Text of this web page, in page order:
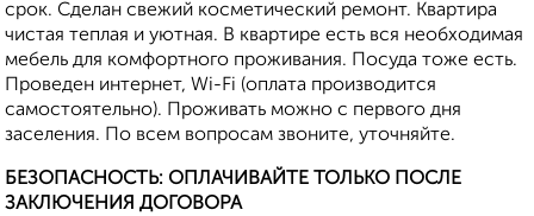
срок. Сделан свежий косметический ремонт. Квартира
чистая теплая и уютная. В квартире есть вся необходимая
мебель для комфортного проживания. Посуда тоже есть.
Проведен интернет, Wi-Fi (оплата производится
самостоятельно). Проживать можно с первого дня
заселения. По всем вопросам звоните, уточняйте.
БЕЗОПАСНОСТЬ: ОПЛАЧИВАЙТЕ ТОЛЬКО ПОСЛЕ
ЗАКЛЮЧЕНИЯ ДОГОВОРА